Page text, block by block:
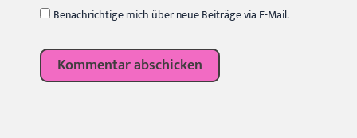
Benachrichtige mich über neue Beiträge via E-Mail.